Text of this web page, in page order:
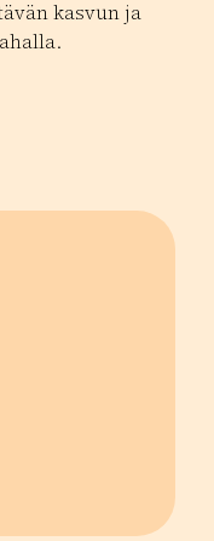
kasvun ja
ikkunassa
ikkunassa
ikkunassa